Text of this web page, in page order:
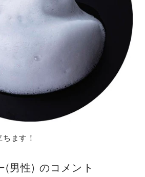
ます！
(男性) のコメント